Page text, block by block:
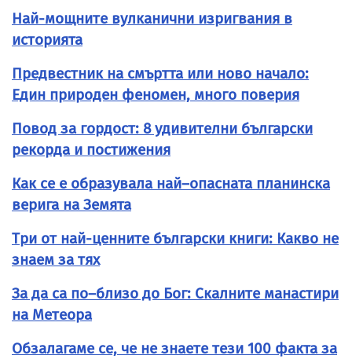
Най-мощните вулканични изригвания в
историята
Предвестник на смъртта или ново начало:
Един природен феномен, много поверия
Повод за гордост: 8 удивителни български
рекорда и постижения
Как се е образувала най–опасната планинска
верига на Земята
Три от най-ценните български книги: Какво не
знаем за тях
За да са по–близо до Бог: Скалните манастири
на Метеора
Обзалагаме се, че не знаете тези 100 факта за